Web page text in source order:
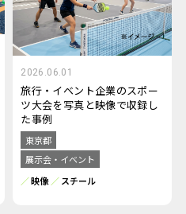
2026.06.01
旅行・イベント企業のスポー
ツ大会を写真と映像で収録し
た事例
東京都
展示会・イベント
映像
スチール